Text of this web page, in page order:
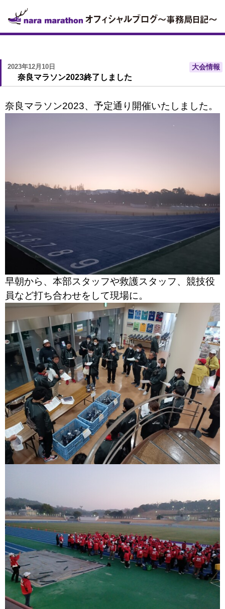
2023年12月10日 大会情報
奈良マラソン2023終了しました
奈良マラソン2023、予定通り開催いたしました。
早朝から、本部スタッフや救護スタッフ、競技役
員など打ち合わせをして現場に。